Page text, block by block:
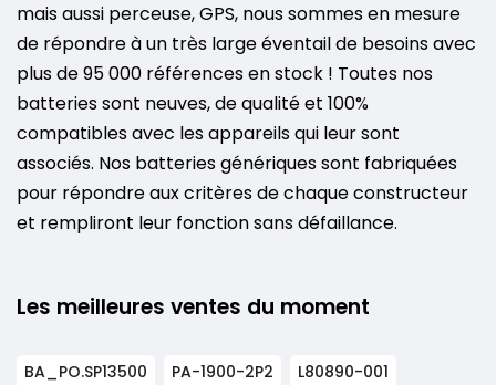
mais aussi perceuse, GPS, nous sommes en mesure
de répondre à un très large éventail de besoins avec
plus de 95 000 références en stock ! Toutes nos
batteries sont neuves, de qualité et 100%
compatibles avec les appareils qui leur sont
associés. Nos batteries génériques sont fabriquées
pour répondre aux critères de chaque constructeur
et rempliront leur fonction sans défaillance.
Les meilleures ventes du moment
BA_PO.SP13500 PA-1900-2P2
L80890-001